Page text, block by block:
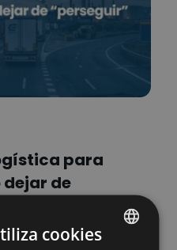
para
de
cookies